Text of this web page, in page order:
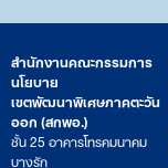
สำนักงานคณะกรรมการ
นโยบาย
เขตพัฒนาพิเศษภาคตะวัน
ออก (สกพอ.)
ชั้น 25 อาคารโทรคมนาคม
บางรัก